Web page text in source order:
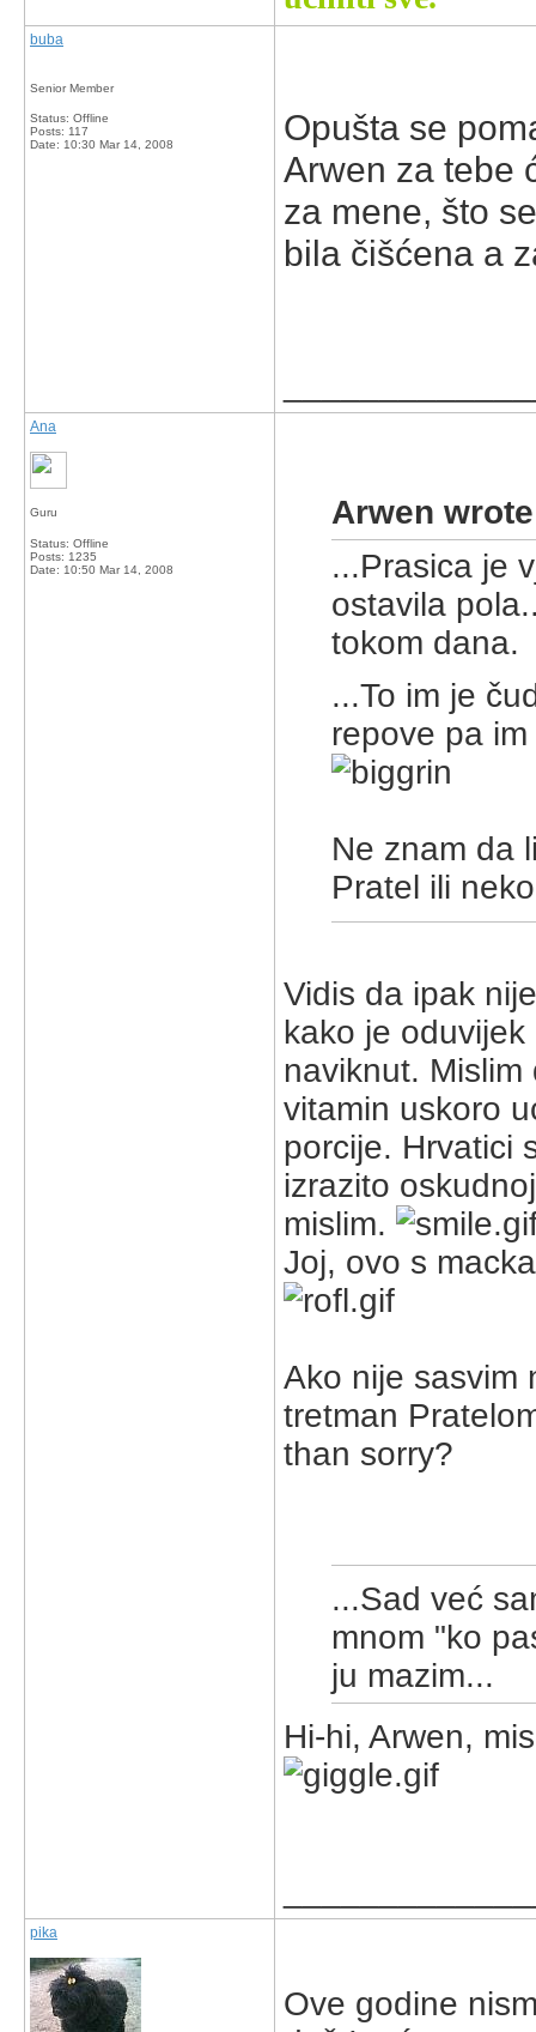
buba
Senior Member
Status: Offline
Posts: 117
Date: 10:30 Mar 14, 2008
Opušta se
Arwen za tebe
za mene, što
bila čišćena a
Ana
Guru
Status: Offline
Posts: 1235
Date: 10:50 Mar 14, 2008
Arwen
...Prasica je
ostavila
tokom dana.
...To im je
repove pa
Ne znam da
Pratel ili
Vidis da ipak
kako je
naviknut.
vitamin uskoro
porcije. Hrvatici
izrazito
mislim.
Joj, ovo s
Ako nije sasvim
tretman
than sorry?
...Sad već
mnom "ko
ju mazim...
Hi-hi, Arwen,
pika
Ove godine